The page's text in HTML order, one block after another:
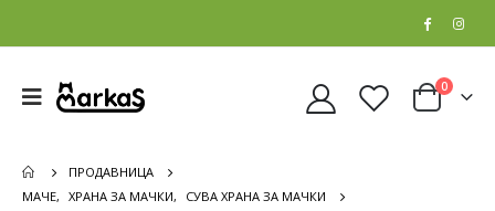
0
ПРОДАВНИЦА
МАЧЕ, ХРАНА ЗА МАЧКИ,
СУВА ХРАНА ЗА МАЧКИ